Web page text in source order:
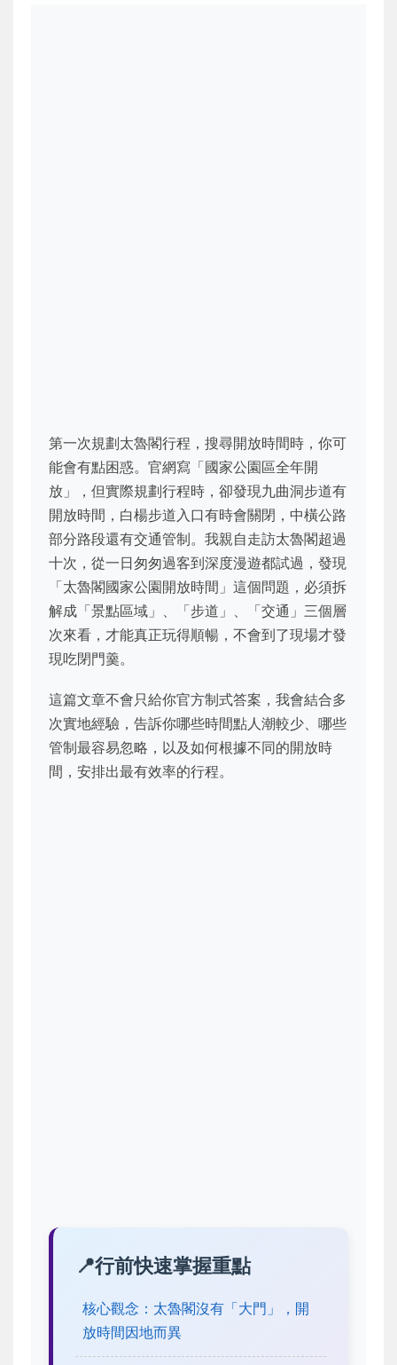
第一次規劃太魯閣行程，搜尋開放時間時，你可
能會有點困惑。官網寫「國家公園區全年開
放」，但實際規劃行程時，卻發現九曲洞步道有
開放時間，白楊步道入口有時會關閉，中橫公路
部分路段還有交通管制。我親自走訪太魯閣超過
十次，從一日匆匆過客到深度漫遊都試過，發現
「太魯閣國家公園開放時間」這個問題，必須拆
解成「景點區域」、「步道」、「交通」三個層
次來看，才能真正玩得順暢，不會到了現場才發
現吃閉門羹。
這篇文章不會只給你官方制式答案，我會結合多
次實地經驗，告訴你哪些時間點人潮較少、哪些
管制最容易忽略，以及如何根據不同的開放時
間，安排出最有效率的行程。
行前快速掌握重點
核心觀念：太魯閣沒有「大門」，開
放時間因地而異